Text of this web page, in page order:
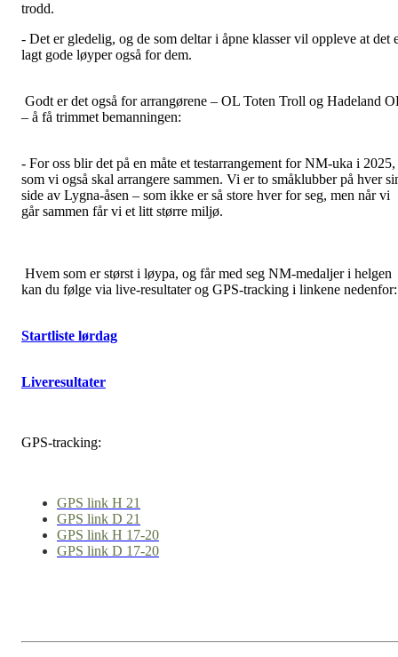
trodd.
- Det er gledelig, og de som deltar i åpne klasser vil oppleve at det
lagt gode løyper også for dem.
Godt er det også for arrangørene – OL Toten Troll og Hadeland
– å få trimmet bemanningen:
- For oss blir det på en måte et testarrangement for NM-uka i 2025,
som vi også skal arrangere sammen. Vi er to småklubber på hver
side av Lygna-åsen – som ikke er så store hver for seg, men når vi
går sammen får vi et litt større miljø.
Hvem som er størst i løypa, og får med seg NM-medaljer i helgen
kan du følge via live-resultater og GPS-tracking i linkene nedenfor:
Startliste lørdag
Liveresultater
GPS-tracking:
GPS link H 21
GPS link D 21
GPS link H 17-20
GPS link D 17-20